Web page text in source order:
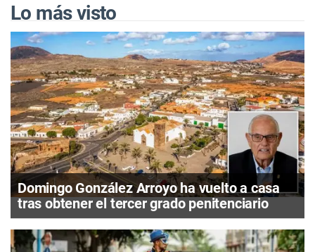
Lo más visto
Domingo González Arroyo ha vuelto a casa
tras obtener el tercer grado penitenciario